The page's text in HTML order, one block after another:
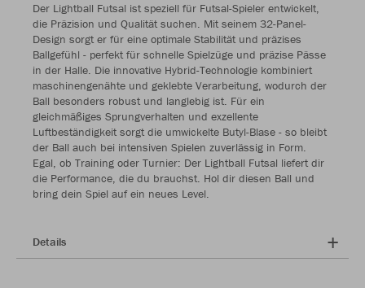
Der Lightball Futsal ist speziell für Futsal-Spieler entwickelt,
die Präzision und Qualität suchen. Mit seinem 32-Panel-
Design sorgt er für eine optimale Stabilität und präzises
Ballgefühl - perfekt für schnelle Spielzüge und präzise Pässe
in der Halle. Die innovative Hybrid-Technologie kombiniert
maschinengenähte und geklebte Verarbeitung, wodurch der
Ball besonders robust und langlebig ist. Für ein
gleichmäßiges Sprungverhalten und exzellente
Luftbeständigkeit sorgt die umwickelte Butyl-Blase - so bleibt
der Ball auch bei intensiven Spielen zuverlässig in Form.
Egal, ob Training oder Turnier: Der Lightball Futsal liefert dir
die Performance, die du brauchst. Hol dir diesen Ball und
bring dein Spiel auf ein neues Level.
Details